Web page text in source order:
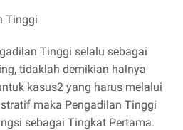
Tinggi
Tinggi selalu sebagai
tidaklah demikian halnya
kasus2 yang harus melalui
maka Pengadilan Tinggi
sebagai Tingkat Pertama.